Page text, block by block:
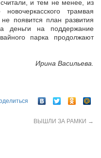
и тем не менее, из
трамвая
появится план развития
а деньги на поддержание
парка продолжают
Ирина Васильева.
ВЫШЛИ ЗА РАМКИ →